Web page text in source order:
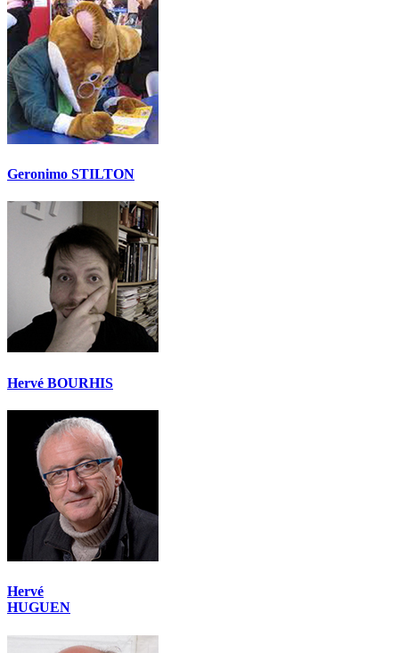
Geronimo STILTON
Hervé BOURHIS
Hervé
HUGUEN